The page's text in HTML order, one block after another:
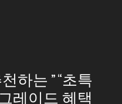
하는 ” “초특
레이드 혜택